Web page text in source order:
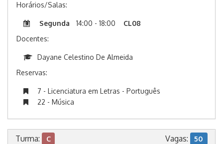
Horários/Salas:
Segunda 14:00 - 18:00
CL08
Docentes:
Dayane Celestino De Almeida
Reservas:
7 - Licenciatura em Letras - Português
22 - Música
Turma: C Vagas: 50